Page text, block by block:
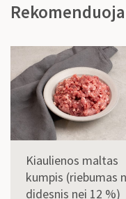
Kiaulienos maltas
kumpis (riebumas
didesnis nei 12 %)